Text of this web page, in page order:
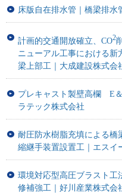
床版自在排水管｜橋梁排水
計画的交通開放確立、CO2
ニューアル工事における新
梁上部工｜大成建設株式会
プレキャスト製壁高欄 E
ラテック株式会社
耐圧防水樹脂充填による橋
縮継手装置設置工｜エスイ
環境対応型高圧ブラスト
修補強工｜好川産業株式会